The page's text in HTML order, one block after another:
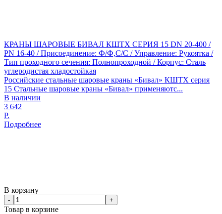
КРАНЫ ШАРОВЫЕ БИВАЛ КШТХ СЕРИЯ 15 DN 20-400 /
PN 16-40 / Присоединение: Ф/Ф,С/С / Управление: Рукоятка /
Тип проходного сечения: Полнопроходной / Корпус: Сталь
углеродистая хладостойкая
Российские стальные шаровые краны «Бивал» КШТХ серия
15 Стальные шаровые краны «Бивал» применяютс...
В наличии
3 642
Р.
Подробнее
В корзину
- +
Товар в корзине